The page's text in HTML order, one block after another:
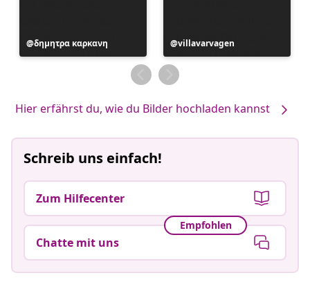
Beitrag
veröffentlicht
δημητρα καρκανη
Beitrag
veröffentlicht
von
villavarvagen
Hier erfährst du, wie du Bilder hochladen kannst
Schreib uns einfach!
Zum Hilfecenter
Empfohlen
Chatte mit uns